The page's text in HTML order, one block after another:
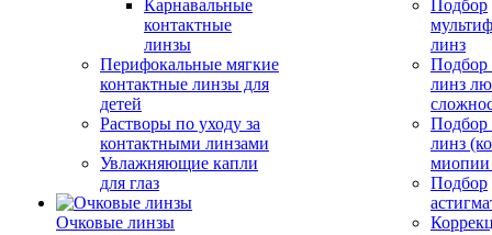
Карнавальные
контактные
линзы
Перифокальные мягкие
контактные линзы для
детей
Растворы по уходу за
контактными линзами
Увлажняющие капли
для глаз
Очковые линзы
Подбор
линз
Подбор
линз
Подбор
линз
миопии
Подбор